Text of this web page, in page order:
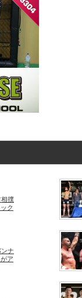
相撲
ク
ナ
ア